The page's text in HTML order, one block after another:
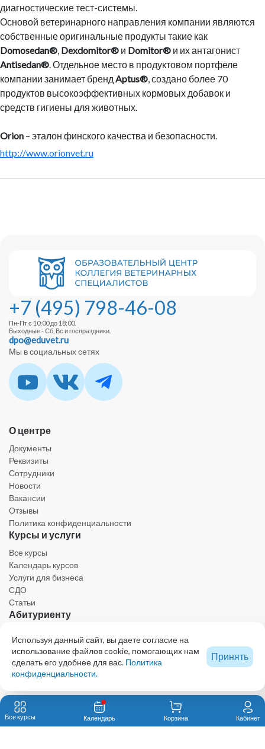
диагностические тест-системы.
Основой ветеринарного направления компании являются
собственные оригинальные продукты такие как
Domosedan®, Dexdomitor® и Domitor® и их антагонист
Antisedan®. Отдельное место в продуктовом портфеле
компании занимает бренд Aptus®, создано более 70
продуктов высокоэффективных кормовых добавок и
средств гигиены для животных.
Orion – эталон финского качества и безопасности.
http://www.orionvet.ru
+7 (495) 798-46-08
Пн-Пт с 10:00 до 18:00.
Выходные - Сб, Вс и госпраздники.
dpo@eduvet.ru
Мы в социальных сетях
О центре
Документы
Реквизиты
Сотрудники
Новости
Вакансии
Отзывы
Политика конфиденциальности
Курсы и услуги
Все курсы
Календарь курсов
Услуги для бизнеса
СДО
Статьи
Абитуриенту
Календарь
Ресурсы
Техническая поддержка
Образовательный центр - проект КОЛЛЕГИИ ВЕТЕРИНАРНЫХ СПЕЦИАЛИСТОВ
© 2023 Все права защищены. При использовании любых материалов сайта,
включая графику и тексты, активная ссылка на eduvet.ru обязательна.
Автономная некоммерческая организация дополнительного профессионального
Все курсы Календарь Корзина Кабинет
Используя данный сайт, вы даете согласие на
использование файлов cookie, помогающих нам
сделать его удобнее для вас. Политика
конфиденциальности.
Принять